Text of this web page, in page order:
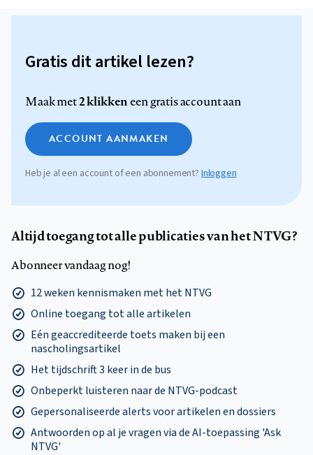
Gratis dit artikel lezen?
Maak met2 klikkeneen gratis account aan
ACCOUNT AANMAKEN
Heb je al een account of een abonnement? Inloggen
Altijd toegang tot alle publicaties van het NTVG?
Abonneer vandaag nog!
12 weken kennismaken met het NTVG
Online toegang tot alle artikelen
Eén geaccrediteerde toets maken bij een
nascholingsartikel
Het tijdschrift 3 keer in de bus
Onbeperkt luisteren naar de NTVG-podcast
Gepersonaliseerde alerts voor artikelen en dossiers
Antwoorden op al je vragen via de AI-toepassing 'Ask
NTVG'